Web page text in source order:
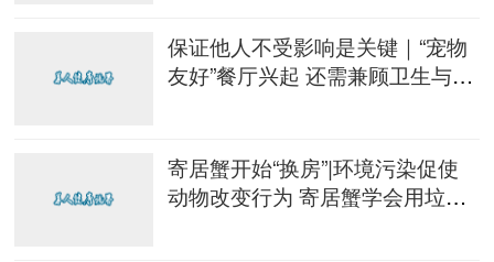
保证他人不受影响是关键｜“宠物
友好”餐厅兴起 还需兼顾卫生与安
寄居蟹开始“换房”|环境污染促使
动物改变行为 寄居蟹学会用垃圾